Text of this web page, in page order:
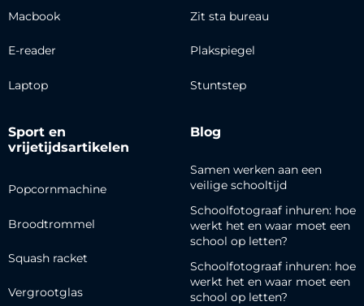
Macbook
E-reader
Laptop
Zit sta bureau
Plakspiegel
Stuntstep
Sport en
vrijetijdsartikelen
Popcornmachine
Broodtrommel
Squash racket
Vergrootglas
Blog
Samen werken aan een
veilige schooltijd
Schoolfotograaf inhuren: hoe
werkt het en waar moet een
school op letten?
Schoolfotograaf inhuren: hoe
werkt het en waar moet een
school op letten?